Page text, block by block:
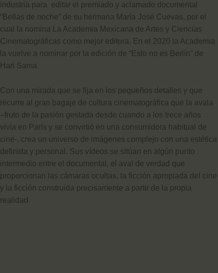
industria para editar el premiado y aclamado documental
“Bellas de noche” de su hermana María José Cuevas, por el
cual la nomina La Academia Mexicana de Artes y Ciencias
Cinematográficas como mejor editora. En el 2020 la Academia
la vuelve a nominar por la edición de “Esto no es Berlín” de
Hari Sama.
Con una mirada que se fija en los pequeños detalles y que
recurre al gran bagaje de cultura cinematográfica que la avala
–fruto de la pasión gestada desde cuando a los trece años
vivía en París y se convirtió en una consumidora habitual de
cine-, crea un universo de imágenes complejo con una estética
definida y personal. Sus vídeos se sitúan en algún punto
intermedio entre el documental, el aval de verdad que
proporcionan las cámaras ocultas, la ficción apropiada del cine
y la ficción construida precisamente a partir de la propia
realidad.